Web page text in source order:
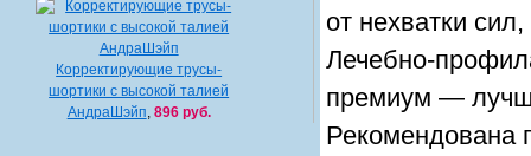
Корректирующие трусы-
шортики с высокой талией
АндраШэйп 896 руб.
от нехватки
Лечебно-
премиум —
Рекомендована